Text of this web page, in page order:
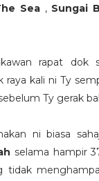
Sea, Sungai
rapat dok
raya kali ni Ty
Ty gerak
ni biasa
selama hampir
tidak